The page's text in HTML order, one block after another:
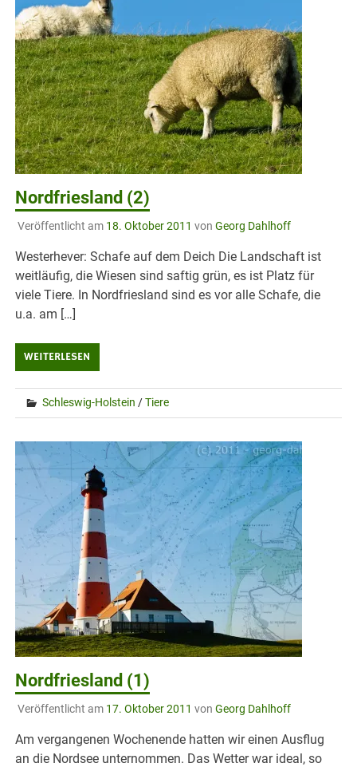
Nordfriesland (2)
Veröffentlicht am 18. Oktober 2011 von Georg Dahlhoff
Westerhever: Schafe auf dem Deich Die Landschaft ist
weitläufig, die Wiesen sind saftig grün, es ist Platz für
viele Tiere. In Nordfriesland sind es vor alle Schafe, die
u.a. am […]
WEITERLESEN
Schleswig-Holstein /Tiere
Nordfriesland (1)
Veröffentlicht am 17. Oktober 2011 von Georg Dahlhoff
Am vergangenen Wochenende hatten wir einen Ausflug
an die Nordsee unternommen. Das Wetter war ideal, so